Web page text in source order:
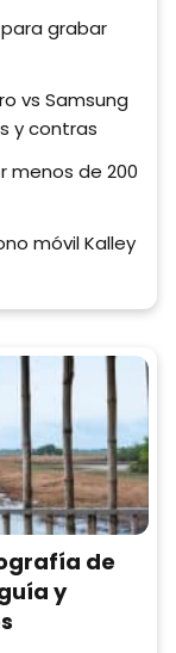
grabar
vs Samsung
y contras
menos de 200
móvil Kalley
de
y